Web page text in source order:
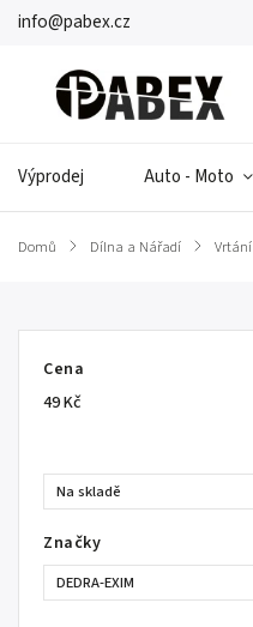
info@pabex.cz
Výprodej Auto - Moto
Domů / Dílna a Nářadí / Vrtání
Cena
49Kč
Na skladě
Značky
DEDRA-EXIM